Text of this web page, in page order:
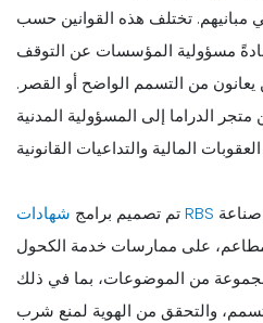
مبانيهم. تختلف هذه القوانين حسب
عادةً مسؤولية المؤسسات عن التوقف
يعانون من التسمم الواضح أو القصر.
الدراما إلى المسؤولية المدنية
تم تصميم برامجشهادات RBS
على ممارسات خدمة الكحول
من الموضوعات، بما في ذلك
والتحقق من الهوية لمنع شرب